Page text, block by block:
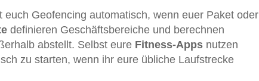
euch Geofencing automatisch, wenn euer Paket oder
definieren Geschäftsbereiche und berechnen
abstellt. Selbst eure Fitness-Apps nutzen
zu starten, wenn ihr eure übliche Laufstrecke